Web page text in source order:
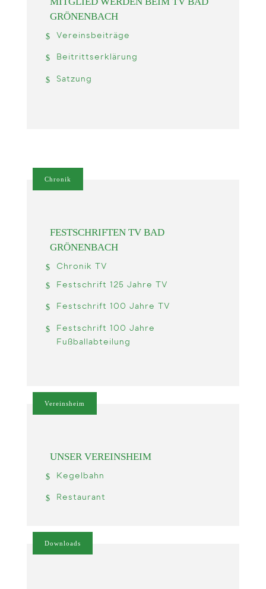
GRÖNENBACH
Vereinsbeiträge
Beitrittserklärung
Satzung
Chronik
FESTSCHRIFTEN TV BAD
GRÖNENBACH
Chronik TV
Festschrift 125 Jahre TV
Festschrift 100 Jahre TV
Festschrift 100 Jahre
Fußballabteilung
Vereinsheim
UNSER VEREINSHEIM
Kegelbahn
Restaurant
Downloads